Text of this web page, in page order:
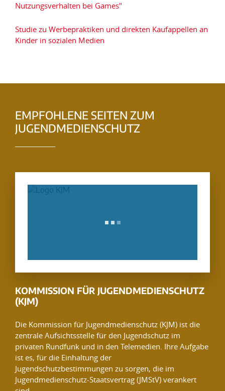
Nutzungsverhalten bei Games"
Studie zu Werbepraktiken und direkten Kaufappellen an
Kinder in sozialen Medien
EMPFOHLENE SEITEN ZUM
JUGENDMEDIENSCHUTZ
KOMMISSION FÜR JUGENDMEDIENSCHUTZ
(KJM)
Die Kommission für Jugendmedienschutz (KJM) ist die
zentrale Aufsichtsstelle für den Jugendschutz im
privaten Rundfunk und in den Telemedien. Ihre Aufgabe
ist es, für die Einhaltung der
Jugendschutzbestimmungen zu sorgen, die im
Jugendmedienschutz-Staatsvertrag (JMStV) verankert